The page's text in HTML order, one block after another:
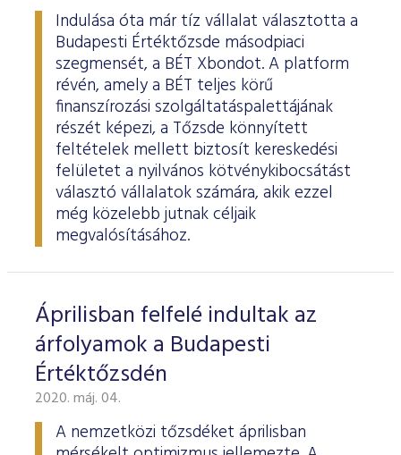
Indulása óta már tíz vállalat választotta a
Budapesti Értéktőzsde másodpiaci
szegmensét, a BÉT Xbondot. A platform
révén, amely a BÉT teljes körű
finanszírozási szolgáltatáspalettájának
részét képezi, a Tőzsde könnyített
feltételek mellett biztosít kereskedési
felületet a nyilvános kötvénykibocsátást
választó vállalatok számára, akik ezzel
még közelebb jutnak céljaik
megvalósításához.
Áprilisban felfelé indultak az
árfolyamok a Budapesti
Értéktőzsdén
2020. máj. 04.
A nemzetközi tőzsdéket áprilisban